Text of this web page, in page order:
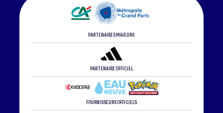
PARTENAIRES MAJEURS
PARTENAIRE OFFICIEL
FOURNISSEURS OFFICIELS